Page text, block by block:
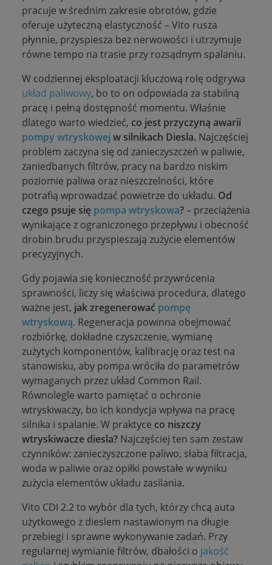
pracuje w średnim zakresie obrotów, gdzie
oferuje użyteczną elastyczność – Vito rusza
płynnie, przyspiesza bez nerwowości i utrzymuje
równe tempo na trasie przy rozsądnym spalaniu.
W codziennej eksploatacji kluczową rolę odgrywa
układ paliwowy, bo to on odpowiada za stabilną
pracę i pełną dostępność momentu. Właśnie
dlatego warto wiedzieć, co jest przyczyną awarii
pompy wtryskowej w silnikach Diesla. Najczęściej
problem zaczyna się od zanieczyszczeń w paliwie,
zaniedbanych filtrów, pracy na bardzo niskim
poziomie paliwa oraz nieszczelności, które
potrafią wprowadzać powietrze do układu. Od
czego psuje się pompa wtryskowa?– przeciążenia
wynikające z ograniczonego przepływu i obecność
drobin brudu przyspieszają zużycie elementów
precyzyjnych.
Gdy pojawia się konieczność przywrócenia
sprawności, liczy się właściwa procedura, dlatego
ważne jest, jak zregenerować pompę
wtryskową. Regeneracja powinna obejmować
rozbiórkę, dokładne czyszczenie, wymianę
zużytych komponentów, kalibrację oraz test na
stanowisku, aby pompa wróciła do parametrów
wymaganych przez układ Common Rail.
Równolegle warto pamiętać o ochronie
wtryskiwaczy, bo ich kondycja wpływa na pracę
silnika i spalanie. W praktyce co niszczy
wtryskiwacze diesla? Najczęściej ten sam zestaw
czynników: zanieczyszczone paliwo, słaba filtracja,
woda w paliwie oraz opiłki powstałe w wyniku
zużycia elementów układu zasilania.
Vito CDI 2.2 to wybór dla tych, którzy chcą auta
użytkowego z dieslem nastawionym na długie
przebiegi i sprawne wykonywanie zadań. Przy
regularnej wymianie filtrów, dbałości o jakość